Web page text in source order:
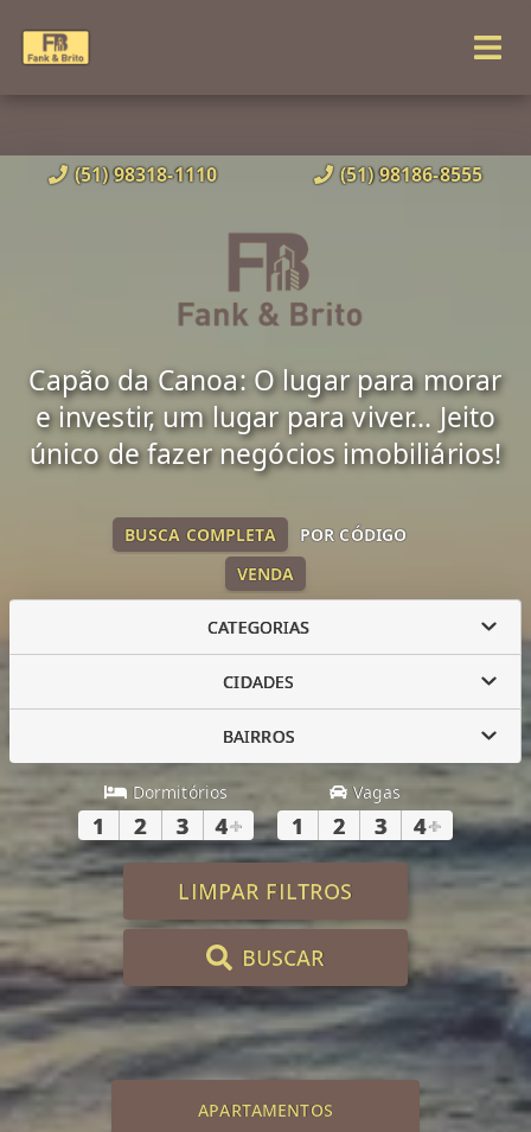
(51) 98318-1110 (51) 98186-8555
Capão da Canoa: O lugar para morar
e investir, um lugar para viver... Jeito
único de fazer negócios imobiliários!
VENDA
BUSCA COMPLETA POR CÓDIGO
CATEGORIAS
CIDADES
BAIRROS
Dormitórios
1 2 3 4+
Vagas
1 2 3 4+
LIMPAR FILTROS
BUSCAR
APARTAMENTOS